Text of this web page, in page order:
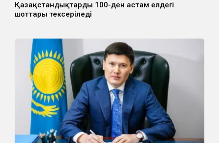
Қазақстандықтардың 100-ден астам елдегі
шоттары тексеріледі